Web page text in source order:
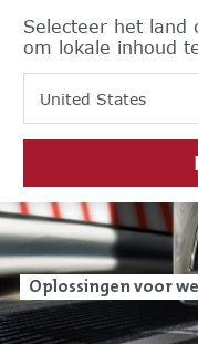
Selecteer het
om lokale inhoud
United States
Oplossingen voor